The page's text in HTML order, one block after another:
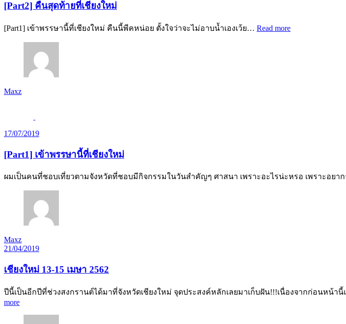
[Part2] คืนสุดท้ายที่เชียงใหม่
[Part1] เข้าพรรษานี้ที่เชียงใหม่ คืนนี้พีคหน่อย ตั้งใจว่าจะไม่อาบน้ำเองเว้ย… Read more
Maxz
17/07/2019
[Part1] เข้าพรรษานี้ที่เชียงใหม่
ผมเป็นคนที่ชอบเที่ยวตามจังหวัดที่ชอบมีกิจกรรมในวันสำคัญๆ ศาสนา เพราะอะไรน่ะหรอ เพราะอย
Maxz
21/04/2019
เชียงใหม่ 13-15 เมษา 2562
ปีนี้เป็นอีกปีที่ช่วงสงกรานต์ได้มาที่จังหวัดเชียงใหม่ จุดประสงค์หลักเลยมาเก็บฝัน!!!เนื่องจากก่อนหน้
more